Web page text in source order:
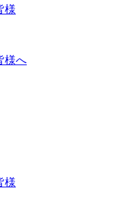
様
様へ
様